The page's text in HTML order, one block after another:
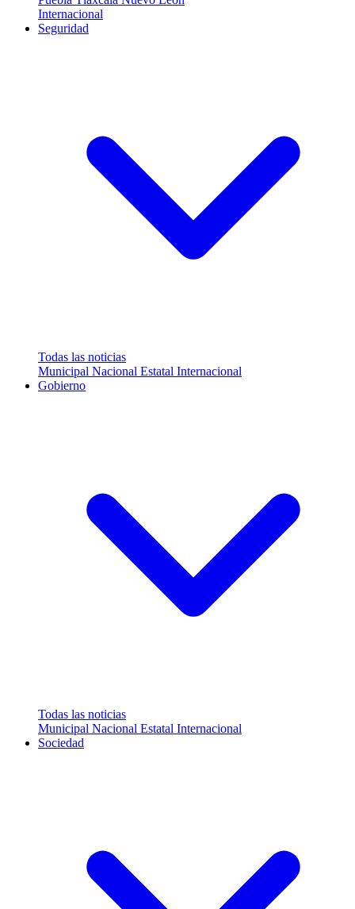
Internacional
Seguridad
Todas las noticias
Municipal Nacional Estatal Internacional
Gobierno
Todas las noticias
Municipal Nacional Estatal Internacional
Sociedad